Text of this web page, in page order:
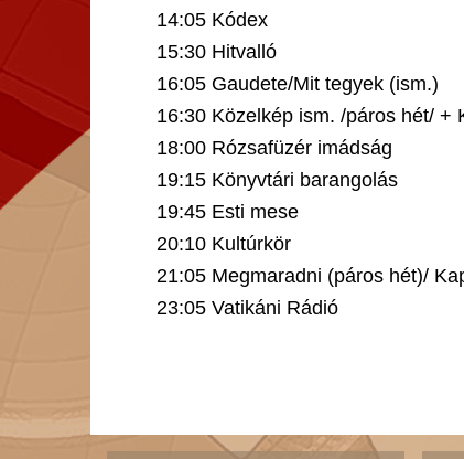
14:05 Kódex
15:30 Hitvalló
16:05 Gaudete/Mit tegyek (ism.)
16:30 Közelkép ism. /páros hét/ +
18:00 Rózsafüzér imádság
19:15 Könyvtári barangolás
19:45 Esti mese
20:10 Kultúrkör
21:05 Megmaradni (páros hét)/
23:05 Vatikáni Rádió